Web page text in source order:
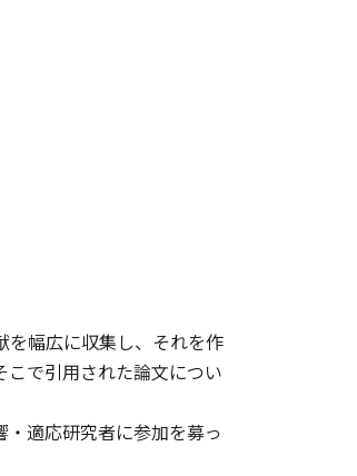
を幅広に収集し、それを作
こで引用された論文につい
適応研究者に参加を募っ